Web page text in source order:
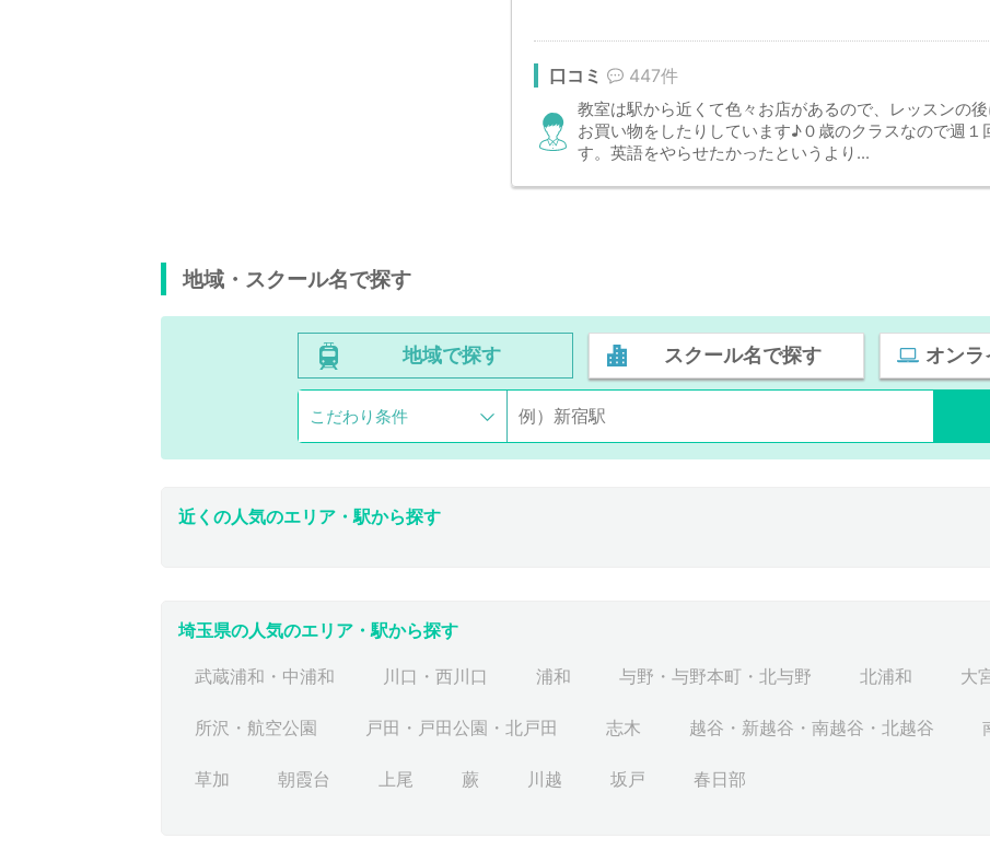
口コミ 447件
教室は駅から近くて色々お店があるので、レッスンの
お買い物をしたりしています♪０歳のクラスなので週
す。英語をやらせたかったというより...
地域・スクール名で探す
地域で探す スクール名で探す オン
こだわり条件
近くの人気のエリア・駅から探す
埼玉県の人気のエリア・駅から探す
武蔵浦和・中浦和 川口・西川口 浦和 与野・与野本町・北与野 北浦和 大
所沢・航空公園 戸田・戸田公園・北戸田 志木 越谷・新越谷・南越谷・北越谷
草加 朝霞台 上尾 蕨 川越 坂戸 春日部